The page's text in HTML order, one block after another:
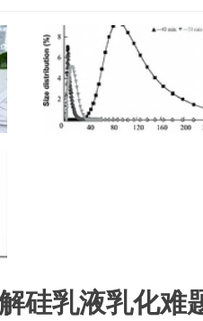
硅乳液乳化难